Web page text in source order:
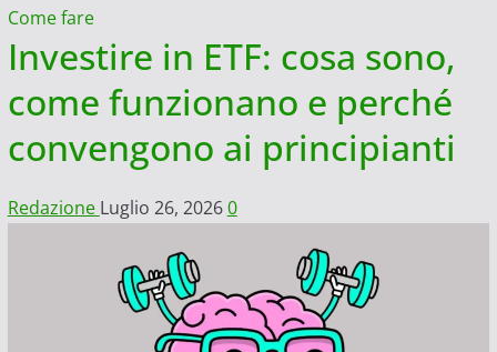
Come fare
Investire in ETF: cosa sono,
come funzionano e perché
convengono ai principianti
Redazione Luglio 26, 20260